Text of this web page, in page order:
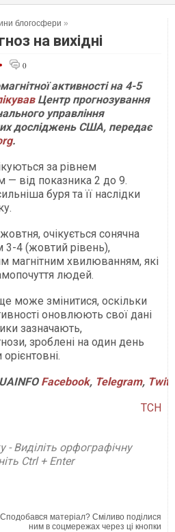
блогосфери »
на вихідні
0
активності на 4-5
Центр прогнозування
управління
досліджень США, передає
.
за рівнем
— від показника 2 до 9.
буря та її наслідки
очікується сонячна
3-4 (жовтий рівень),
магнітним хвилюванням, які
людей.
може змінитися, оскільки
оновлюють свої дані
зазначають,
зроблені на один день
Facebook, Telegram,
ТСН
Виділіть орфографічну
Ctrl + Enter
Сподобався матеріал? Сміливо поділися
ним в соцмережах через ці кнопки